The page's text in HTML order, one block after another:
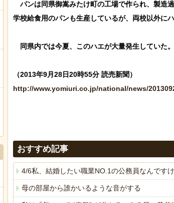
パンは同県御嵩みたけ町の工場で作られ、製造
学校給食用のパンも生産しているが、両校以外に
同県内では今夏、このハエが大量発生していた。
http://www.yomiuri.co.jp/national/news/
おすすめ記事
4/6私、結婚したい職業NO.1の公務員なんです
母の部屋から誰かいるような音がする